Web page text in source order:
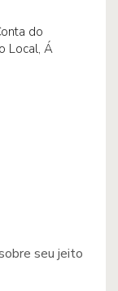
do
Local, Á
seu jeito